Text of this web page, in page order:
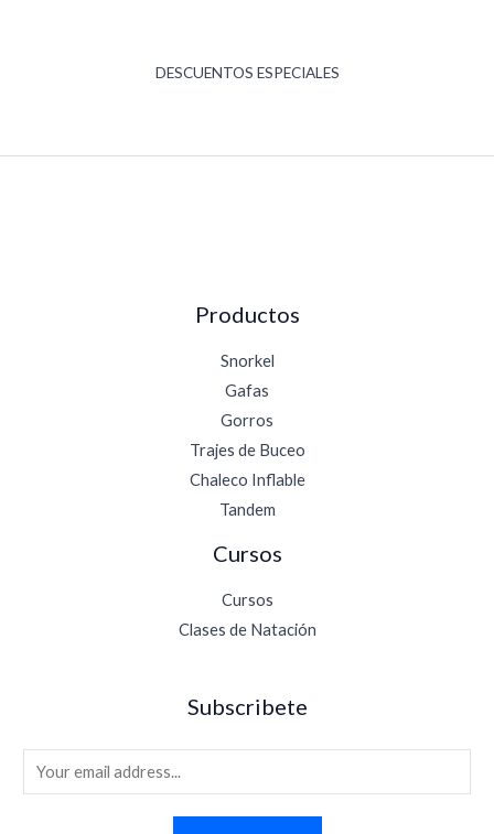
DESCUENTOS ESPECIALES
Productos
Snorkel
Gafas
Gorros
Trajes de Buceo
Chaleco Inflable
Tandem
Cursos
Cursos
Clases de Natación
Subscribete
m